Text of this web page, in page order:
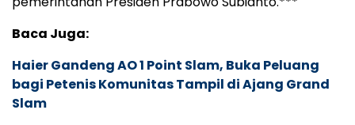
Baca Juga:
Haier Gandeng AO 1 Point Slam, Buka Peluang
bagi Petenis Komunitas Tampil di Ajang Grand
Slam